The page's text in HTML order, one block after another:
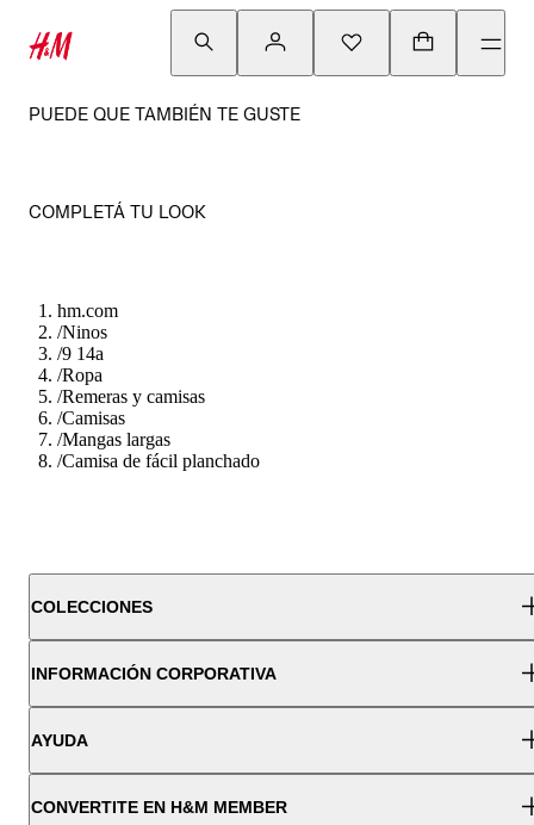
PUEDE QUE TAMBIÉN TE GUSTE
COMPLETÁ TU LOOK
hm.com
/Ninos
/9 14a
/Ropa
/Remeras y camisas
/Camisas
/Mangas largas
/Camisa de fácil planchado
COLECCIONES
INFORMACIÓN CORPORATIVA
AYUDA
CONVERTITE EN H&M MEMBER